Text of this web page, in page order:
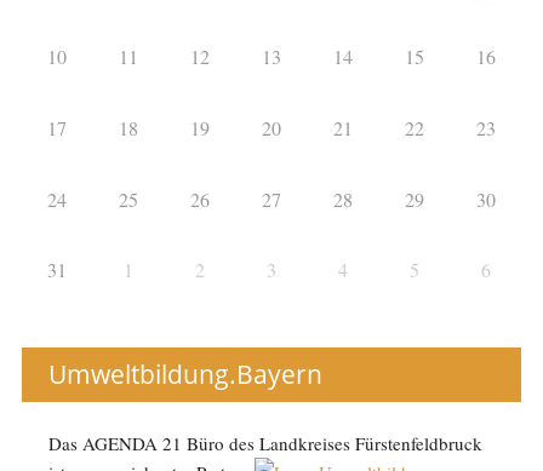
10 11 12 13 14 15 16
17 18 19 20 21 22 23
24 25 26 27 28 29 30
31 1 2 3 4 5 6
Umweltbildung.Bayern
Das AGENDA 21 Büro des Landkreises Fürstenfeldbruck